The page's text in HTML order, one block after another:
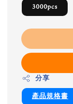
3000pcs
分享
產品規格書